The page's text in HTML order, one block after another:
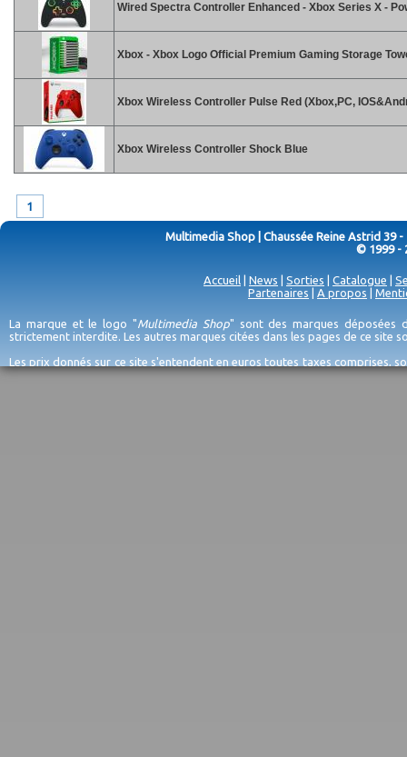
Wired Spectra Controller Enhanced - Xbox Series X -
Xbox - Xbox Logo Official Premium Gaming Storage
Xbox Wireless Controller Pulse Red (Xbox,PC,
Xbox Wireless Controller Shock Blue
1
Multimedia Shop | Chaussée Reine Astrid 39 -
© 1999 -
Accueil News Sorties Catalogue
Partenaires
A propos
La marque et le logo "Multimedia Shop" sont des marques déposées
strictement interdite. Les autres marques citées dans les pages de ce site
Les prix donnés sur ce site s'entendent en euros toutes taxes comprises,
erreurs d'encodage, et sauf épuisement du stock et/ou impossibilité de